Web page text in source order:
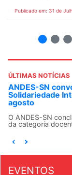
Publicado em: 31 de
ÚLTIMAS NOTÍCIAS
ANDES-SN
Solidariedade
agosto
O ANDES-SN
da categoria
EVENTOS